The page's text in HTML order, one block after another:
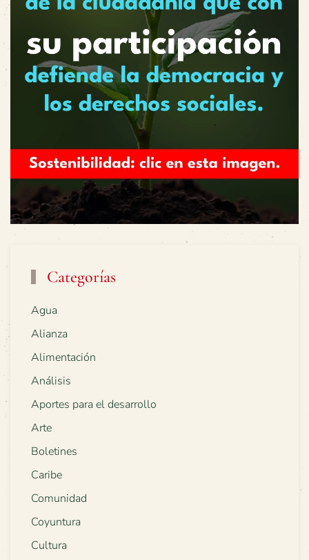
Categorías
Agua
Alianza
Alimentación
Análisis
Aportes para el desarrollo
Arte
Boletines
Caribe
Comunidad
Coyuntura
Cultura